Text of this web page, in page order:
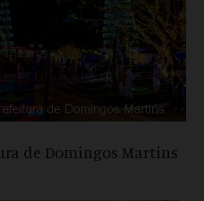
de Domingos Martins